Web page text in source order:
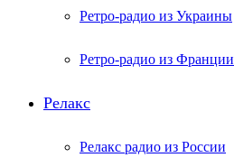
Ретро-радио из Украины
Ретро-радио из Франции
Релакс
Релакс радио из России